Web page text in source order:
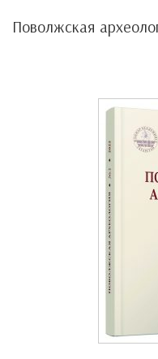
Поволжская